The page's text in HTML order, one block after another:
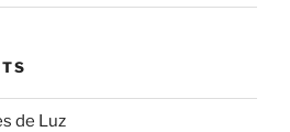
de Luz